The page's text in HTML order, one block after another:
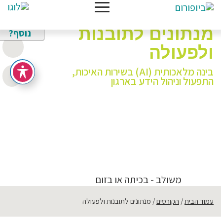
צריכים
נוסף?
חדש
מנתונים לתובנות
ולפעולה
בינה מלאכותית (AI) בשירות האיכות,
התפעול וניהול הידע בארגון
משולב - בכיתה או בזום
עמוד הבית הקורסים מנתונים לתובנות ולפעולה